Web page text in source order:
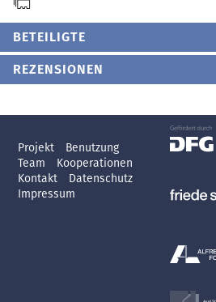
BETEILIGTE
REZENSIONEN
Projekt
Benutzung
Team
Kooperationen
Kontakt
Datenschutz
Impressum